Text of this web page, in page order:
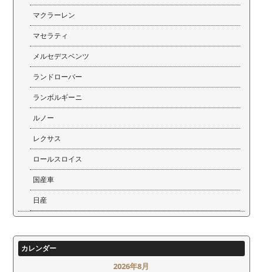
マクラーレン
マセラティ
メルセデスベンツ
ランドローバー
ランボルギーニ
ルノー
レクサス
ロールスロイス
国産車
日産
カレンダー
2026年8月